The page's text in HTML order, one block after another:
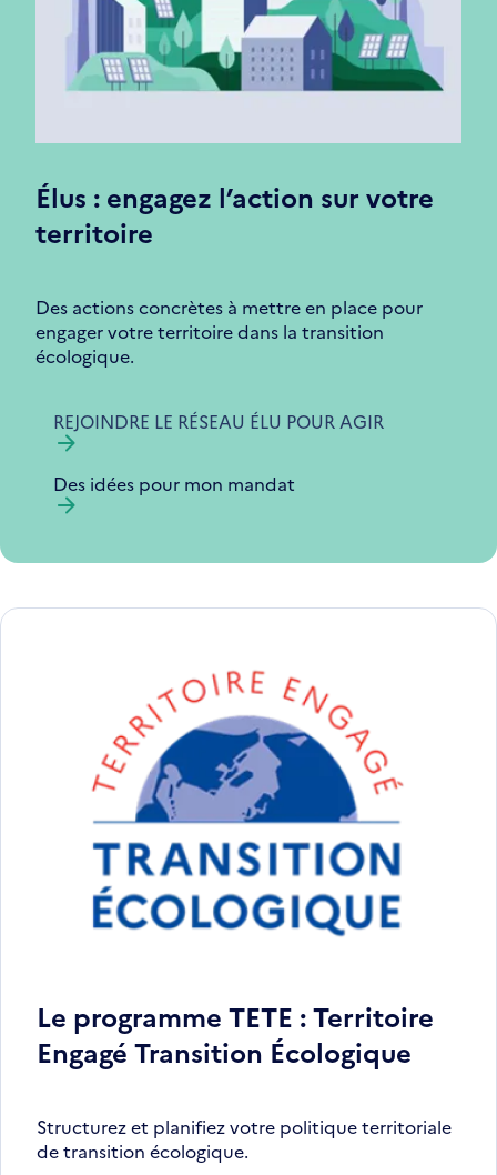
Élus : engagez l’action sur votre
territoire
Des actions concrètes à mettre en place pour
engager votre territoire dans la transition
écologique.
REJOINDRE LE RÉSEAU ÉLU POUR AGIR
Des idées pour mon mandat
Le programme TETE : Territoire
Engagé Transition Écologique
Structurez et planifiez votre politique territoriale
de transition écologique.